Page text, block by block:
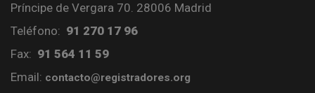
Príncipe de Vergara 70. 28006 Madrid
Teléfono: 91 270 17 96
Fax: 91 564 11 59
Email: contacto@registradores.org